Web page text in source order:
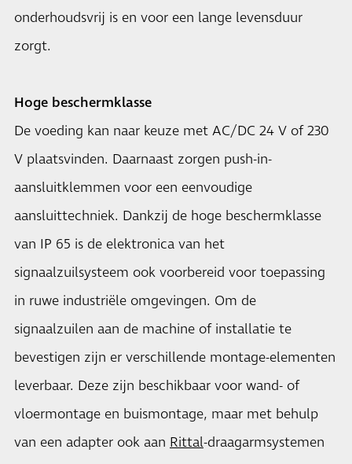
onderhoudsvrij is en voor een lange levensduur
zorgt.
Hoge beschermklasse
De voeding kan naar keuze met AC/DC 24 V of 230
V plaatsvinden. Daarnaast zorgen push-in-
aansluitklemmen voor een eenvoudige
aansluittechniek. Dankzij de hoge beschermklasse
van IP 65 is de elektronica van het
signaalzuilsysteem ook voorbereid voor toepassing
in ruwe industriële omgevingen. Om de
signaalzuilen aan de machine of installatie te
bevestigen zijn er verschillende montage-elementen
leverbaar. Deze zijn beschikbaar voor wand- of
vloermontage en buismontage, maar met behulp
van een adapter ook aan Rittal-draagarmsystemen